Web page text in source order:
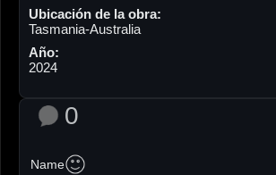
Ubicación de la obra:
Tasmania-Australia
Año:
2024
0
Name